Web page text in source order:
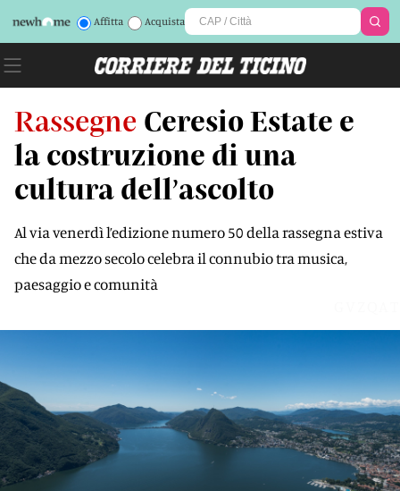
Affitta Acquista
Rassegne Ceresio Estate e
la costruzione di una
cultura dell’ascolto
Al via venerdì l’edizione numero 50 della rassegna estiva
che da mezzo secolo celebra il connubio tra musica,
paesaggio e comunità